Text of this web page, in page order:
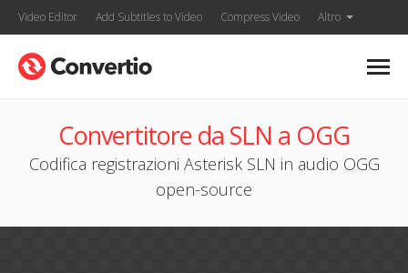
Video Editor Add Subtitles to Video Compress Video Altro
Convertitore da SLN a OGG
Codifica registrazioni Asterisk SLN in audio OGG
open-source